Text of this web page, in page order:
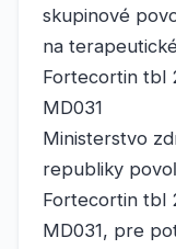
skupinové
na
Fortecortin tbl
MD031
Ministerstvo
republiky
Fortecortin tbl
MD031, pre